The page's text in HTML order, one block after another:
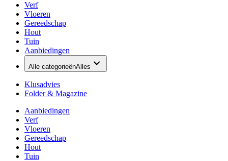
Verf
Vloeren
Gereedschap
Hout
Tuin
Aanbiedingen
Alle categorieënAlles
Klusadvies
Folder & Magazine
Aanbiedingen
Verf
Vloeren
Gereedschap
Hout
Tuin